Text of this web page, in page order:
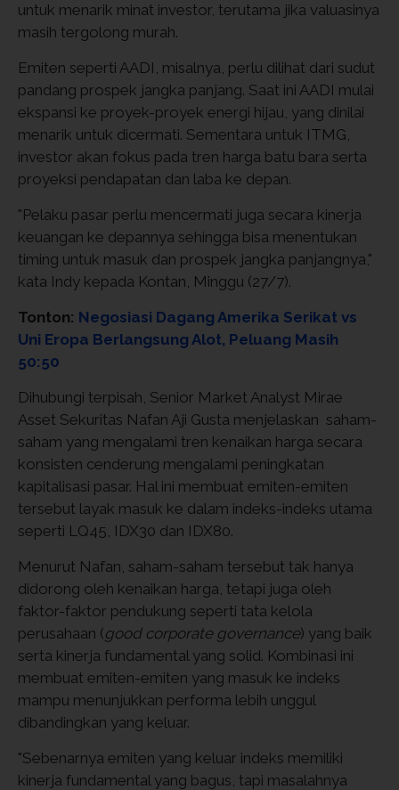
untuk menarik minat investor, terutama jika valuasinya
masih tergolong murah.
Emiten seperti AADI, misalnya, perlu dilihat dari sudut
pandang prospek jangka panjang. Saat ini AADI mulai
ekspansi ke proyek-proyek energi hijau, yang dinilai
menarik untuk dicermati. Sementara untuk ITMG,
investor akan fokus pada tren harga batu bara serta
proyeksi pendapatan dan laba ke depan.
"Pelaku pasar perlu mencermati juga secara kinerja
keuangan ke depannya sehingga bisa menentukan
timing untuk masuk dan prospek jangka panjangnya,"
kata Indy kepada Kontan, Minggu (27/7).
Tonton: Negosiasi Dagang Amerika Serikat vs
Uni Eropa Berlangsung Alot, Peluang Masih
50:50
Dihubungi terpisah, Senior Market Analyst Mirae
Asset Sekuritas Nafan Aji Gusta menjelaskan saham-
saham yang mengalami tren kenaikan harga secara
konsisten cenderung mengalami peningkatan
kapitalisasi pasar. Hal ini membuat emiten-emiten
tersebut layak masuk ke dalam indeks-indeks utama
seperti LQ45, IDX30 dan IDX80.
Menurut Nafan, saham-saham tersebut tak hanya
didorong oleh kenaikan harga, tetapi juga oleh
faktor-faktor pendukung seperti tata kelola
perusahaan (good corporate governance) yang baik
serta kinerja fundamental yang solid. Kombinasi ini
membuat emiten-emiten yang masuk ke indeks
mampu menunjukkan performa lebih unggul
dibandingkan yang keluar.
"Sebenarnya emiten yang keluar indeks memiliki
kinerja fundamental yang bagus, tapi masalahnya